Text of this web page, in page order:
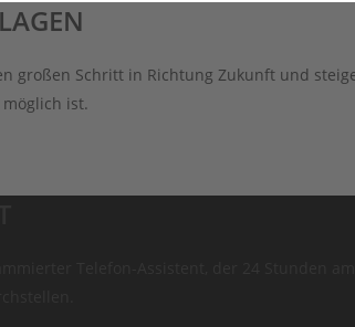
großen Schritt in Richtung Zukunft und
möglich ist.